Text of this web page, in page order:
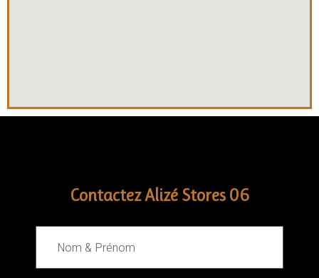
Contactez Alizé Stores 06